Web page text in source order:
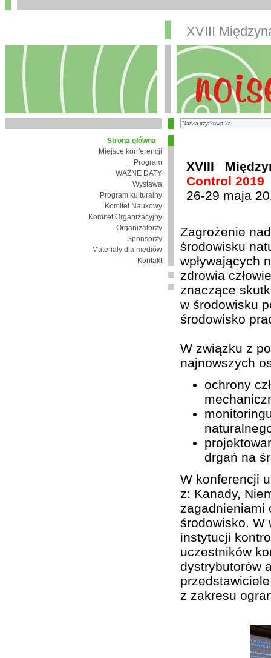
XVIII
Strona główna
Miejsce konferencji
Program
WAŻNE DATY
Wystawa
Program kulturalny
Komitet Naukowy
Komitet Organizacyjny
Organizatorzy
Sponsorzy
Materiały dla mediów
Kontakt
XVIII
Control 2019
26-29 maja
Zagrożenie
środowisku
wpływających
zdrowia
znaczące
w środowisku
środowisko
W związku z
najnowszych
ochrony
drgań na
W konferencji
z: Kanady,
zagadnieniami
środowisko. W
instytucji
uczestników
dystrybutorów
z zakresu